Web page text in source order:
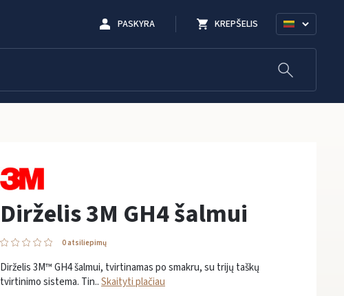
PASKYRA KREPŠELIS
Dirželis 3M GH4 šalmui
0 atsiliepimų
Dirželis 3M™ GH4 šalmui, tvirtinamas po smakru, su trijų taškų
tvirtinimo sistema. Tin..Skaityti plačiau